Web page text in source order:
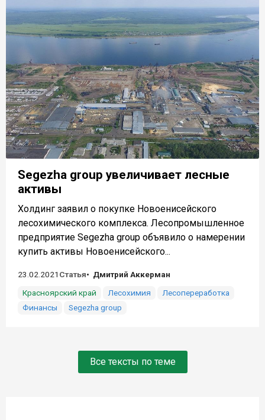
Segezha group увеличивает лесные
активы
Холдинг заявил о покупке Новоенисейского
лесохимического комплекса. Лесопромышленное
предприятие Segezha group объявило о намерении
купить активы Новоенисейского...
23.02.2021 Статья
Дмитрий Аккерман
Красноярский край
Лесохимия
Лесопереработка
Финансы
Segezha group
Все тексты по теме